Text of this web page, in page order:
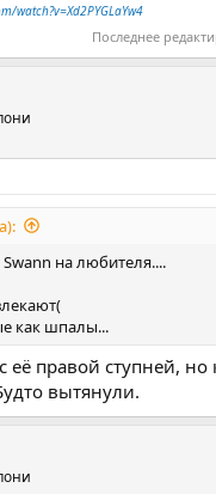
watch?v=Xd2PYGLaYw4
Последнее
на любителя....
как шпалы...
её правой ступней, но
вытянули.